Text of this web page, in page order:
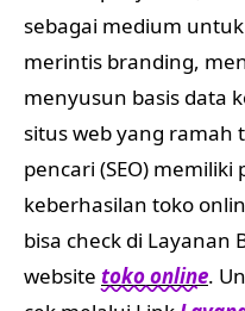
sebagai medium
merintis branding,
menyusun basis data
situs web yang ramah
pencari (SEO)
keberhasilan toko
bisa check di Layanan
website toko online.